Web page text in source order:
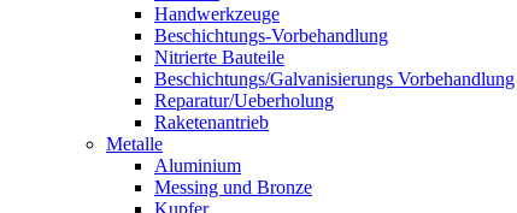
Handwerkzeuge
Beschichtungs-Vorbehandlung
Nitrierte Bauteile
Beschichtungs/Galvanisierungs Vorbehandlung
Reparatur/Ueberholung
Raketenantrieb
Metalle
Aluminium
Messing und Bronze
Kupfer